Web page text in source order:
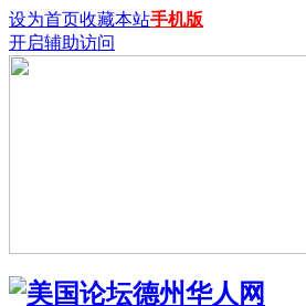
设为首页收藏本站手机版
开启辅助访问